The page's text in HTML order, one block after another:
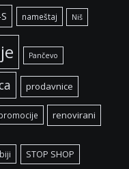
nameštaj Niš
Pančevo
prodavnice
renovirani
STOP SHOP